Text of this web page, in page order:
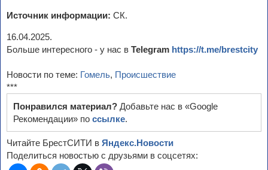
Источник информации: СК.
16.04.2025.
Больше интересного - у нас в Telegram https://t.me/brestcity
Новости по теме: Гомель, Происшествие
***
Понравился материал? Добавьте нас в «Google
Рекомендации» по ссылке.
Читайте БрестСИТИ в Яндекс.Новости
Поделиться новостью с друзьями в соцсетях: